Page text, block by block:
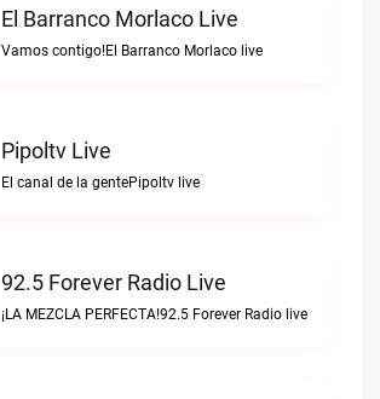
El Barranco Morlaco Live
Vamos contigo!El Barranco Morlaco live
Pipoltv Live
El canal de la gentePipoltv live
92.5 Forever Radio Live
¡LA MEZCLA PERFECTA!92.5 Forever Radio live